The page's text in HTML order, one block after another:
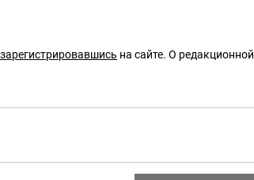
зарегистрировавшись на сайте. О редакционной